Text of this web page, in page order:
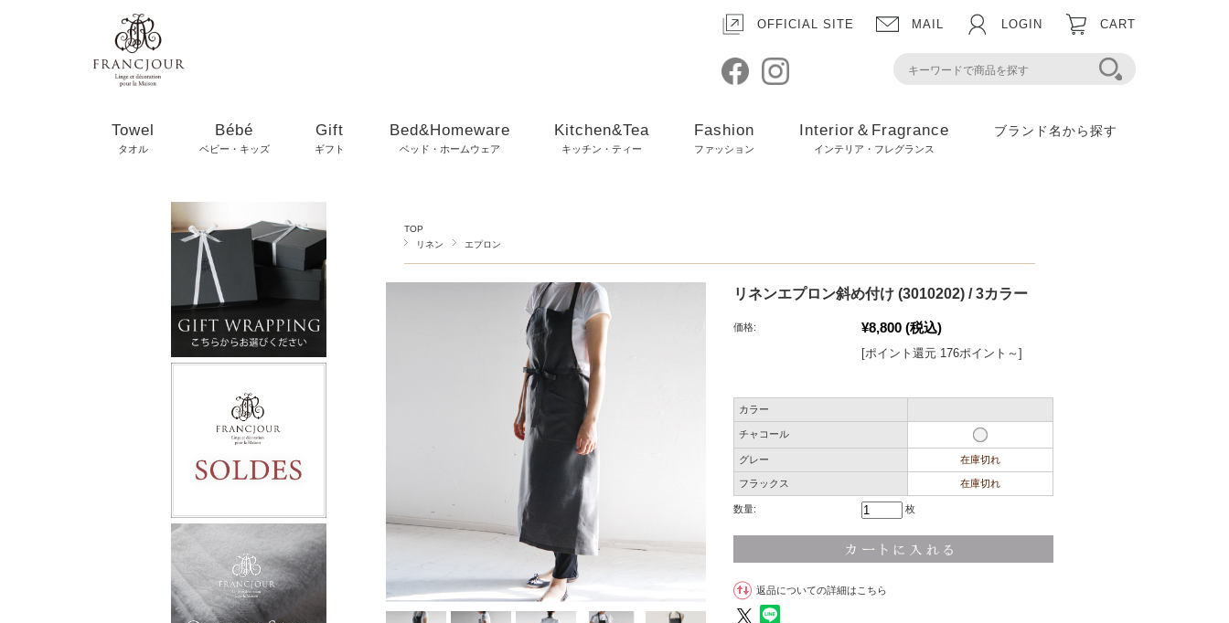
OFFICIAL SITE MAIL LOGIN CART
Towel
タオル
Bébé
ベビー・キッズ
Gift
ギフト
Bed&Homeware
ベッド・ホームウェア
Kitchen&Tea
キッチン・ティー
Fashion
ファッション
Interior＆Fragrance
インテリア・フレグランス
ブランド名から探す
TOP
リネン
エプロン
リネンエプロン斜め付け (3010202) / 3カラー
価格: ¥8,800 (税込)
[ポイント還元 176ポイント～]
カラー
チャコール
グレー 在庫切れ
フラックス 在庫切れ
数量: 枚
返品についての詳細はこちら